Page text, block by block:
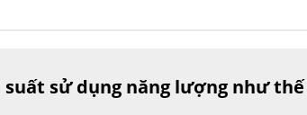
suất sử dụng năng lượng như thế